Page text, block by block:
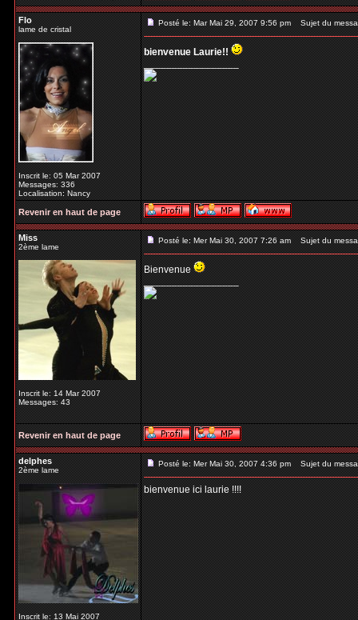
Flo
lame de cristal
Inscrit le: 05 Mar 2007
Messages: 336
Localisation: Nancy
Posté le: Mar Mai 29, 2007 9:56 pm Sujet du
bienvenue Laurie!!
_________________
Revenir en haut de page
Miss
2ème lame
Inscrit le: 14 Mar 2007
Messages: 43
Posté le: Mer Mai 30, 2007 7:26 am Sujet du
Bienvenue
_________________
Revenir en haut de page
delphes
2ème lame
Inscrit le: 13 Mai 2007
Posté le: Mer Mai 30, 2007 4:36 pm Sujet du
bienvenue ici laurie !!!!